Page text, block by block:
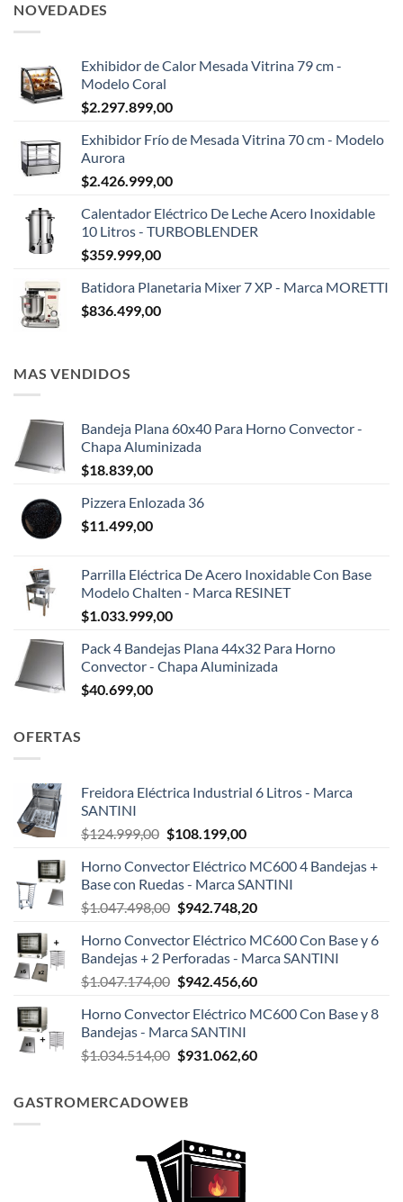
NOVEDADES
Exhibidor de Calor Mesada Vitrina 79 cm -
Modelo Coral
$2.297.899,00
Exhibidor Frío de Mesada Vitrina 70 cm - Modelo
Aurora
$2.426.999,00
Calentador Eléctrico De Leche Acero Inoxidable
10 Litros - TURBOBLENDER
$359.999,00
Batidora Planetaria Mixer 7 XP - Marca MORETTI
$836.499,00
MAS VENDIDOS
Bandeja Plana 60x40 Para Horno Convector -
Chapa Aluminizada
$18.839,00
Pizzera Enlozada 36
$11.499,00
Parrilla Eléctrica De Acero Inoxidable Con Base
Modelo Chalten - Marca RESINET
$1.033.999,00
Pack 4 Bandejas Plana 44x32 Para Horno
Convector - Chapa Aluminizada
$40.699,00
OFERTAS
Freidora Eléctrica Industrial 6 Litros - Marca
SANTINI
$124.999,00 El
original
era:
$124.999,00.
$108.199,00El
actual
es:
$108.199,00.
Horno Convector Eléctrico MC600 4 Bandejas +
Base con Ruedas - Marca SANTINI
$1.047.498,00 El
original
era:
$1.047.498,00.
$942.748,20El
actual
es:
$942.748,20.
Horno Convector Eléctrico MC600 Con Base y 6
Bandejas + 2 Perforadas - Marca SANTINI
$1.047.174,00 El
original
era:
$1.047.174,00.
$942.456,60El
actual
$942.456,60.
Horno Convector Eléctrico MC600 Con Base y 8
Bandejas - Marca SANTINI
$1.034.514,00 El
era:
$931.062,60El
GASTROMERCADOWEB